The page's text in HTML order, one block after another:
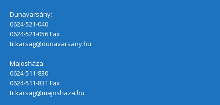
Dunavarsány:
0624-521-040
0624-521-056 Fax
titkarsag@dunavarsany.hu
Majosháza:
0624-511-830
0624-511-831 Fax
titkarsag@majoshaza.hu